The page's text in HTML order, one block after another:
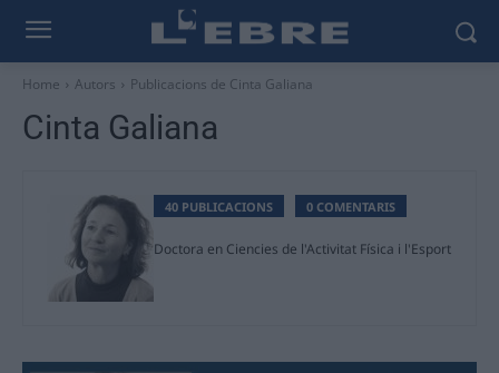
Home Autors Publicacions de Cinta Galiana
Cinta Galiana
40 PUBLICACIONS 0 COMENTARIS
Doctora en Ciencies de l'Activitat Física i l'Esport